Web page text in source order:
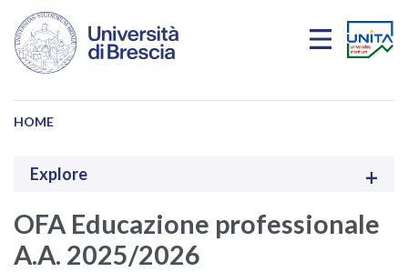
Skip to main content
HOME
Explore
OFA Educazione professionale
A.A. 2025/2026